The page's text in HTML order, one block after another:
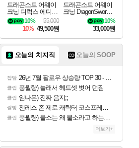
드래곤소드 어웨이
크닝 디럭스 에디션
DragonSword Awake
ning Deluxe Edition
55,000
10%
10% 49,500원
드래곤소드 어웨이
크닝 DragonSword A
10%
33,000원
오늘의 치지직 오늘의 SOOP
잡담 26년 7월 팔로우 상승량 TOP 30 - 월간 치지직
클립 풍월량) 놀래서 헤드셋 벗어 던짐
클립 임나은) 진짜 음지;;
짤방 젠레스 존 제로 캐릭터 코스프레한 꽁주
클립 풍월량) 물소는 왜 물소라고 하는거야? 아! 그만 ㅋㅋ 알았어 ㅋㅋ
더보기+